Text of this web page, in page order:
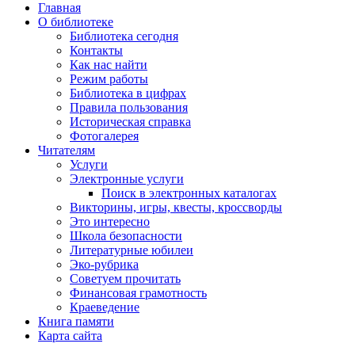
Главная
О библиотеке
Библиотека сегодня
Контакты
Как нас найти
Режим работы
Библиотека в цифрах
Правила пользования
Историческая справка
Фотогалерея
Читателям
Услуги
Электронные услуги
Поиск в электронных каталогах
Викторины, игры, квесты, кроссворды
Это интересно
Школа безопасности
Литературные юбилеи
Эко-рубрика
Советуем прочитать
Финансовая грамотность
Краеведение
Книга памяти
Карта сайта